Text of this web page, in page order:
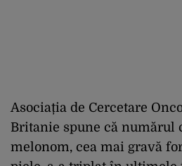
Asociația de Cercetare
Britanie spune că numărul
melonom, cea mai gravă